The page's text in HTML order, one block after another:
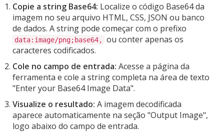
Copie a string Base64: Localize o código Base64 da
imagem no seu arquivo HTML, CSS, JSON ou banco
de dados. A string pode começar com o prefixo
data:image/png;base64,
ou conter apenas os
caracteres codificados.
Cole no campo de entrada: Acesse a página da
ferramenta e cole a string completa na área de texto
"Enter your Base64 Image Data".
Visualize o resultado: A imagem decodificada
aparece automaticamente na seção "Output Image",
logo abaixo do campo de entrada.